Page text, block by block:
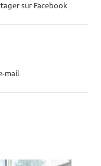
sur Facebook
mail